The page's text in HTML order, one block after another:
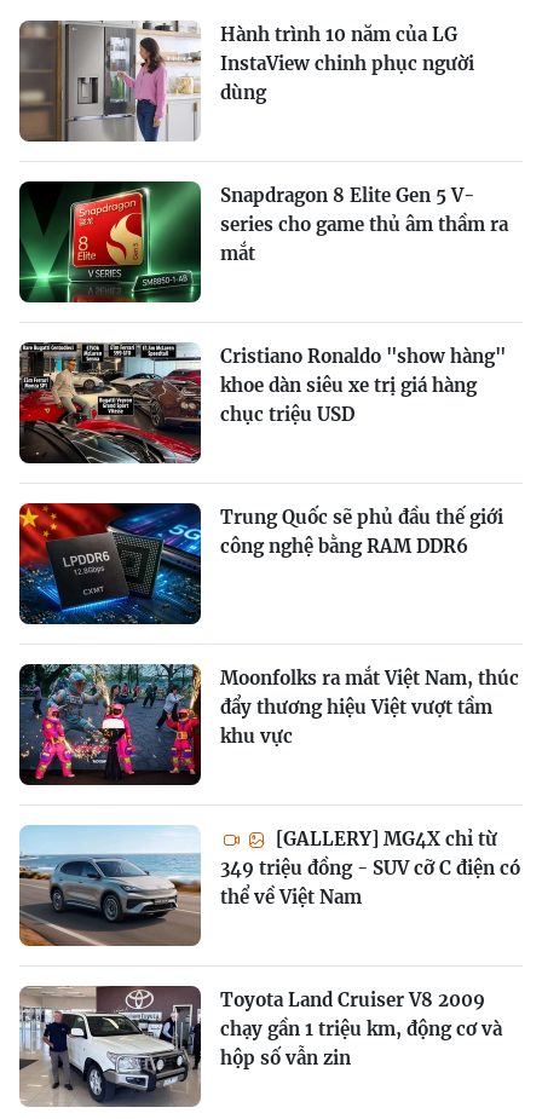
Hành trình 10 năm của LG
InstaView chinh phục người
dùng
Snapdragon 8 Elite Gen 5 V-
series cho game thủ âm thầm ra
mắt
Cristiano Ronaldo "show hàng"
khoe dàn siêu xe trị giá hàng
chục triệu USD
Trung Quốc sẽ phủ đầu thế giới
công nghệ bằng RAM DDR6
Moonfolks ra mắt Việt Nam, thúc
đẩy thương hiệu Việt vượt tầm
khu vực
[GALLERY] MG4X chỉ từ
349 triệu đồng - SUV cỡ C điện có
thể về Việt Nam
Toyota Land Cruiser V8 2009
chạy gần 1 triệu km, động cơ và
hộp số vẫn zin